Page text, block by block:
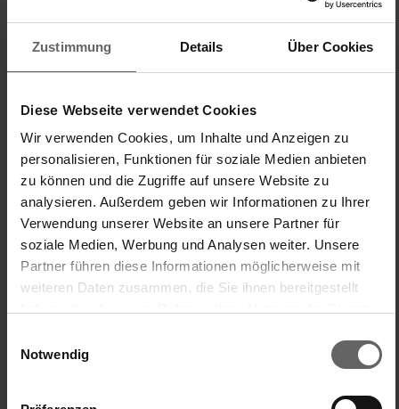
Zustimmung Details Über Cookies
Diese Webseite verwendet Cookies
Wir verwenden Cookies, um Inhalte und Anzeigen zu
personalisieren, Funktionen für soziale Medien anbieten
zu können und die Zugriffe auf unsere Website zu
analysieren. Außerdem geben wir Informationen zu Ihrer
Verwendung unserer Website an unsere Partner für
soziale Medien, Werbung und Analysen weiter. Unsere
Partner führen diese Informationen möglicherweise mit
weiteren Daten zusammen, die Sie ihnen bereitgestellt
Cookies, wenn Sie unsere Webseite weiterhin nutzen.
Notwendig
Qualité du produit
1 5
Trouvez-vous cet avis utile ? Oui Signaler Partager
P